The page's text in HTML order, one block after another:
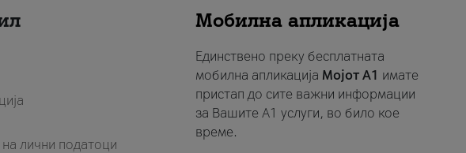
лични податоци
Мобилна апликација
Единствено преку бесплатната
мобилна апликација Мојот A1 имате
пристап до сите важни информации
за Вашите A1 услуги, во било кое
време.